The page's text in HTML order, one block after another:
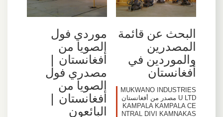
البحث عن قائمة
المصدرين
والموردين في
أفغانستان
MUKWANO INDUSTRIES
U LTD مصدر من أفغانستان
KAMPALA KAMPALA CE
NTRAL DIVI KAMNAKAS
موردي فول
الصويا من
أفغانستان |
مصدري فول
الصويا من
أفغانستان |
البائعون